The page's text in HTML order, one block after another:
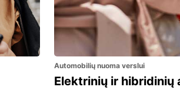
Automobilių nuoma verslui
Elektrinių ir hibridinių